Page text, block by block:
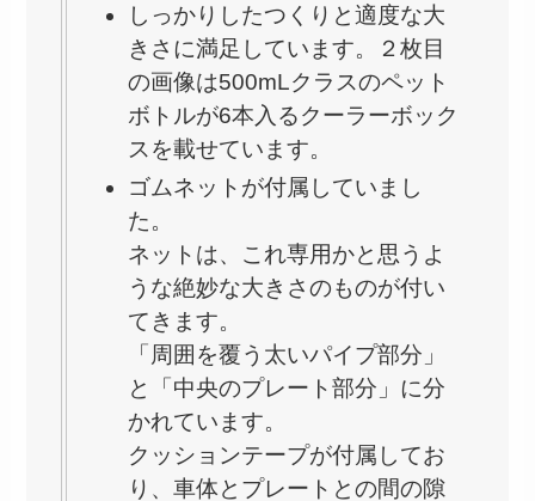
しっかりしたつくりと適度な大
きさに満足しています。２枚目
の画像は500mLクラスのペット
ボトルが6本入るクーラーボック
スを載せています。
ゴムネットが付属していまし
た。
ネットは、これ専用かと思うよ
うな絶妙な大きさのものが付い
てきます。
「周囲を覆う太いパイプ部分」
と「中央のプレート部分」に分
かれています。
クッションテープが付属してお
り、車体とプレートとの間の隙